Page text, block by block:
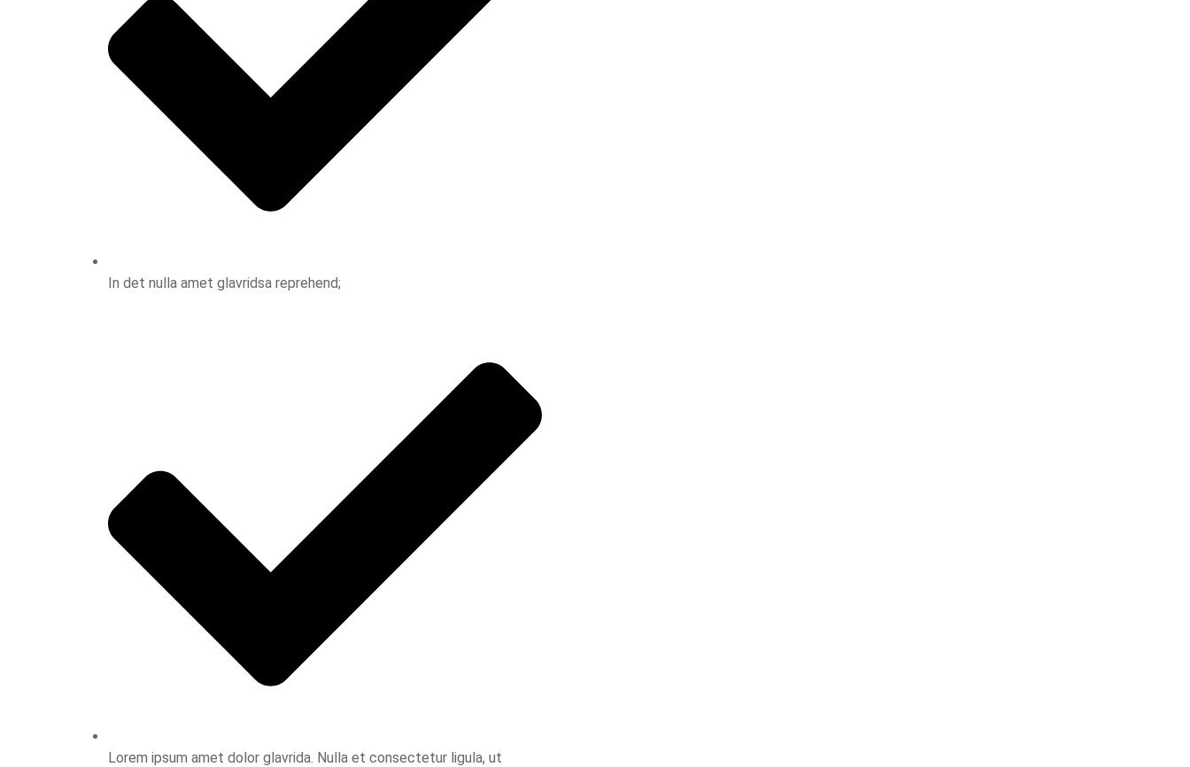
In det nulla amet glavridsa reprehend;
Lorem ipsum amet dolor glavrida. Nulla et consectetur ligula, ut